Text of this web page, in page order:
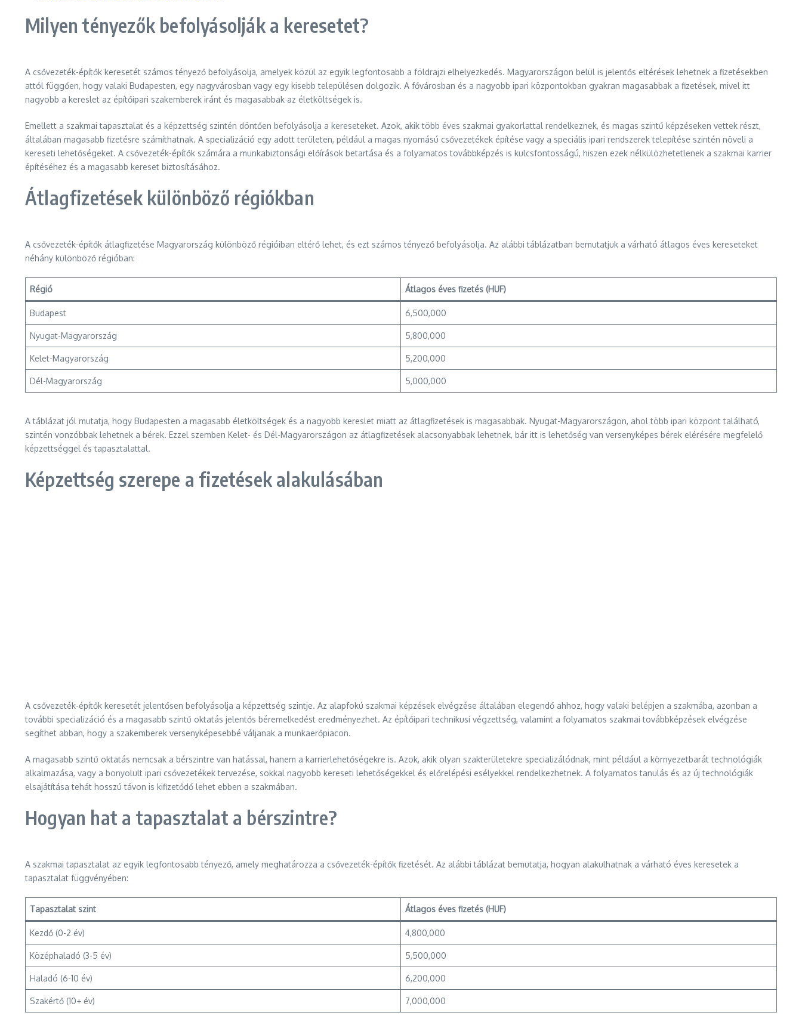
Milyen tényezők befolyásolják a keresetet?
A csővezeték-építők keresetét számos tényező befolyásolja, amelyek közül az egyik legfontosabb a földrajzi elhelyezkedés. Magyarországon belül is jelentős eltérések lehetnek a fizetésekben
attól függően, hogy valaki Budapesten, egy nagyvárosban vagy egy kisebb településen dolgozik. A fővárosban és a nagyobb ipari központokban gyakran magasabbak a fizetések, mivel itt
nagyobb a kereslet az építőipari szakemberek iránt és magasabbak az életköltségek is.
Emellett a szakmai tapasztalat és a képzettség szintén döntően befolyásolja a kereseteket. Azok, akik több éves szakmai gyakorlattal rendelkeznek, és magas szintű képzéseken vettek részt,
általában magasabb fizetésre számíthatnak. A specializáció egy adott területen, például a magas nyomású csővezetékek építése vagy a speciális ipari rendszerek telepítése szintén növeli a
kereseti lehetőségeket. A csővezeték-építők számára a munkabiztonsági előírások betartása és a folyamatos továbbképzés is kulcsfontosságú, hiszen ezek nélkülözhetetlenek a szakmai karrier
építéséhez és a magasabb kereset biztosításához.
Átlagfizetések különböző régiókban
A csővezeték-építők átlagfizetése Magyarország különböző régióiban eltérő lehet, és ezt számos tényező befolyásolja. Az alábbi táblázatban bemutatjuk a várható átlagos éves kereseteket
néhány különböző régióban:
Régió Átlagos éves fizetés (HUF)
Budapest 6,500,000
Nyugat-Magyarország 5,800,000
Kelet-Magyarország 5,200,000
Dél-Magyarország 5,000,000
A táblázat jól mutatja, hogy Budapesten a magasabb életköltségek és a nagyobb kereslet miatt az átlagfizetések is magasabbak. Nyugat-Magyarországon, ahol több ipari központ található,
szintén vonzóbbak lehetnek a bérek. Ezzel szemben Kelet- és Dél-Magyarországon az átlagfizetések alacsonyabbak lehetnek, bár itt is lehetőség van versenyképes bérek elérésére megfelelő
képzettséggel és tapasztalattal.
Képzettség szerepe a fizetések alakulásában
A csővezeték-építők keresetét jelentősen befolyásolja a képzettség szintje. Az alapfokú szakmai képzések elvégzése általában elegendő ahhoz, hogy valaki belépjen a szakmába, azonban a
további specializáció és a magasabb szintű oktatás jelentős béremelkedést eredményezhet. Az építőipari technikusi végzettség, valamint a folyamatos szakmai továbbképzések elvégzése
segíthet abban, hogy a szakemberek versenyképesebbé váljanak a munkaerőpiacon.
A magasabb szintű oktatás nemcsak a bérszintre van hatással, hanem a karrierlehetőségekre is. Azok, akik olyan szakterületekre specializálódnak, mint például a környezetbarát technológiák
alkalmazása, vagy a bonyolult ipari csővezetékek tervezése, sokkal nagyobb kereseti lehetőségekkel és előrelépési esélyekkel rendelkezhetnek. A folyamatos tanulás és az új technológiák
elsajátítása tehát hosszú távon is kifizetődő lehet ebben a szakmában.
Hogyan hat a tapasztalat a bérszintre?
A szakmai tapasztalat az egyik legfontosabb tényező, amely meghatározza a csővezeték-építők fizetését. Az alábbi táblázat bemutatja, hogyan alakulhatnak a várható éves keresetek a
tapasztalat függvényében:
Tapasztalat szint Átlagos éves fizetés (HUF)
Kezdő (0-2 év) 4,800,000
Középhaladó (3-5 év) 5,500,000
Haladó (6-10 év) 6,200,000
Szakértő (10+ év) 7,000,000